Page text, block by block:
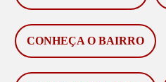
CONHEÇA O BAIRRO